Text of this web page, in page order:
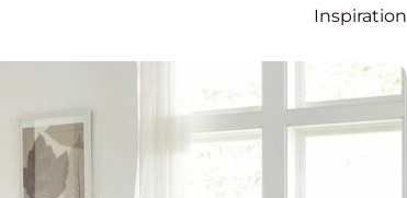
Inspiration